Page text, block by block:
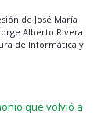
de José María
Alberto Rivera
de Informática y
que volvió a